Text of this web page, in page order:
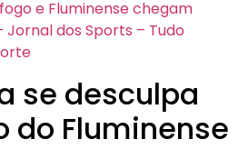
e Fluminense chegam
Jornal dos Sports – Tudo
se desculpa
do Fluminense